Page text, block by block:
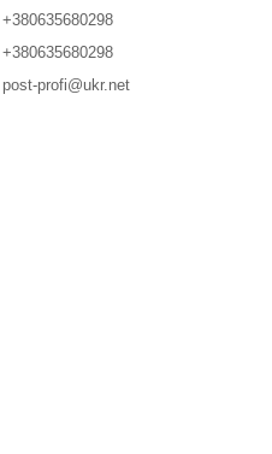
+380635680298
+380635680298
post-profi@ukr.net